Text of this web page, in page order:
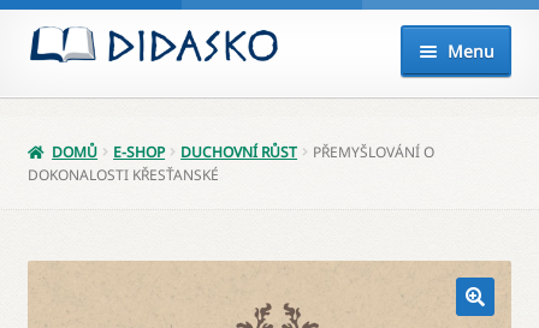
Přeskočit
navigaci
Přejít
obsahu
Menu
Expand
Akce
DOMŮ E-SHOP DUCHOVNÍ RŮST
PŘEMYŠLOVÁNÍ O
DOKONALOSTI KŘESŤANSKÉ